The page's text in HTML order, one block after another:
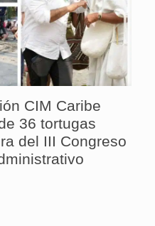
CIM Caribe
36 tortugas
del III Congreso